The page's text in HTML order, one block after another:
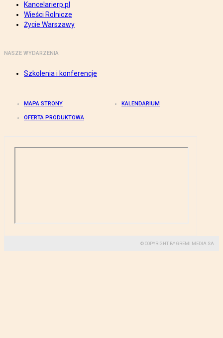
Kancelarierp.pl
Wieści Rolnicze
Życie Warszawy
NASZE WYDARZENIA
Szkolenia i konferencje
MAPA STRONY KALENDARIUM
OFERTA PRODUKTOWA
© COPYRIGHT BY GREMI MEDIA SA